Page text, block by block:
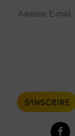
S'INSCRIRE